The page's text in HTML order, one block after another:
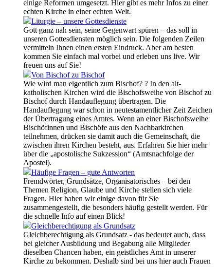
einige Reformen umgesetzt. Hier gibt es mehr Infos zu einer
echten Kirche in einer echten Welt.
Liturgie – unsere Gottesdienste
Gott ganz nah sein, seine Gegenwart spüren – das soll in
unseren Gottesdiensten möglich sein. Die folgenden Zeilen
vermitteln Ihnen einen ersten Eindruck. Aber am besten
kommen Sie einfach mal vorbei und erleben uns live. Wir
freuen uns auf Sie!
Von Bischof zu Bischof
Wie wird man eigentlich zum Bischof? ? In den alt-
katholischen Kirchen wird die Bischofsweihe von Bischof zu
Bischof durch Handauflegung übertragen. Die
Handauflegung war schon in neutestamentlicher Zeit Zeichen
der Übertragung eines Amtes. Wenn an einer Bischofsweihe
Bischöfinnen und Bischöfe aus den Nachbarkirchen
teilnehmen, drücken sie damit auch die Gemeinschaft, die
zwischen ihren Kirchen besteht, aus. Erfahren Sie hier mehr
über die „apostolische Sukzession“ (Amtsnachfolge der
Apostel).
Häufige Fragen – gute Antworten
Fremdwörter, Grundsätze, Organisatorisches – bei den
Themen Religion, Glaube und Kirche stellen sich viele
Fragen. Hier haben wir einige davon für Sie
zusammengestellt, die besonders häufig gestellt werden. Für
die schnelle Info auf einen Blick!
Gleichberechtigung als Grundsatz
Gleichberechtigung als Grundsatz - das bedeutet auch, dass
bei gleicher Ausbildung und Begabung alle Mitglieder
dieselben Chancen haben, ein geistliches Amt in unserer
Kirche zu bekommen. Deshalb sind bei uns hier auch Frauen